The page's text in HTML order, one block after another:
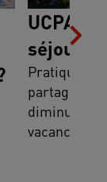
UCPA
séjours
Pratiquer
partager
diminuer
vacances,